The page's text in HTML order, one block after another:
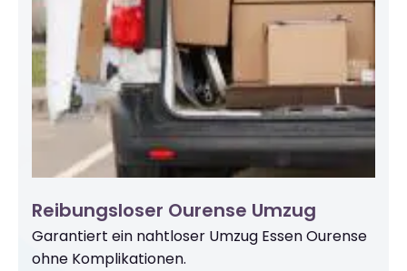
Reibungsloser Ourense Umzug
Garantiert ein nahtloser Umzug Essen Ourense
ohne Komplikationen.